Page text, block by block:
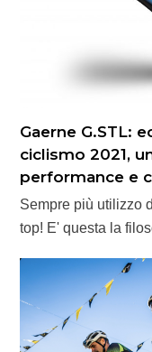
Gaerne G.STL:
ciclismo 2021,
performance e
Sempre più utilizzo
top! E' questa la